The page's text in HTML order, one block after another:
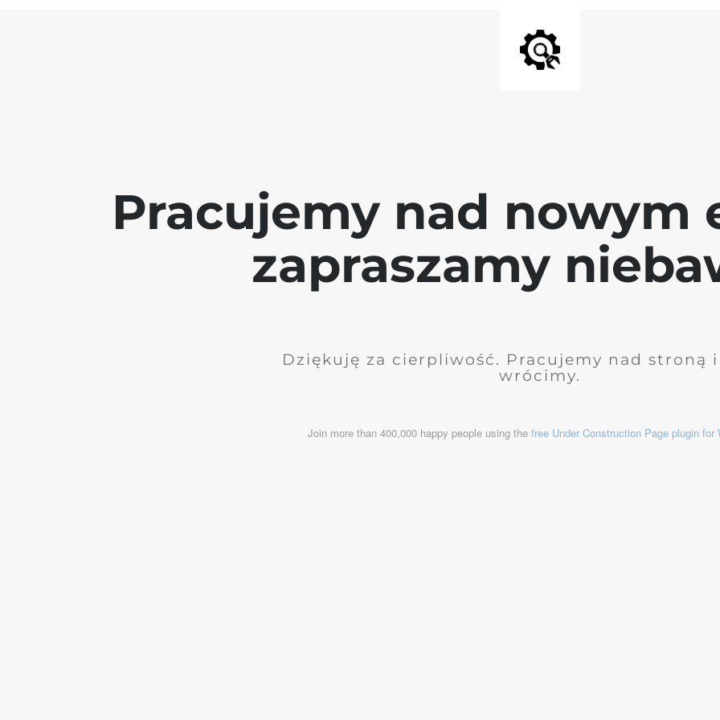
Pracujemy nad nowym
zapraszamy
Dziękuję za cierpliwość. Pracujemy nad stroną
wrócimy.
Join more than 400,000 happy people using the free Under Construction Page plugin for